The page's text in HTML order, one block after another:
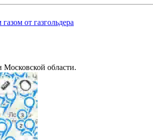
от газгольдера
Московской области.